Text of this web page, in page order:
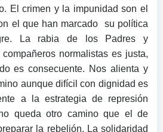
El crimen y la impunidad son el
el que han marcado su política
La rabia de los Padres y
normalistas es justa,
es consecuente. Nos alienta y
aunque difícil con dignidad es
a la estrategia de represión
queda otro camino que el de
la rebelión. La solidaridad